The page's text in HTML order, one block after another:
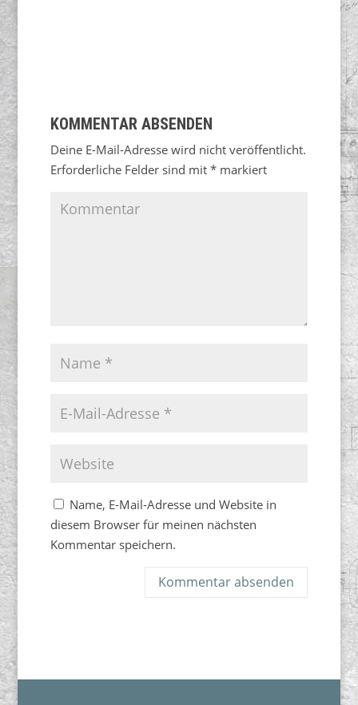
KOMMENTAR ABSENDEN
Deine E-Mail-Adresse wird nicht veröffentlicht.
Erforderliche Felder sind mit *markiert
Name, E-Mail-Adresse und Website in
diesem Browser für meinen nächsten
Kommentar speichern.